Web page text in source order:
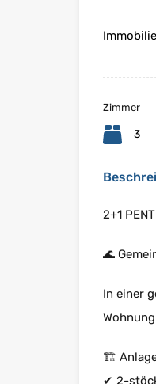
Zimmer
3
2+1
🌊
In einer
🏗
✔ 2-